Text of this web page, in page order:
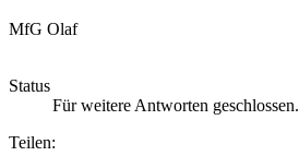
MfG Olaf
Status
Für weitere Antworten geschlossen.
Teilen: